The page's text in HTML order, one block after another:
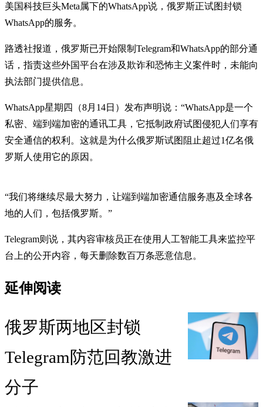
美国科技巨头Meta属下的WhatsApp说，俄罗斯正试图封锁
WhatsApp的服务。
路透社报道，俄罗斯已开始限制Telegram和WhatsApp的部分通
话，指责这些外国平台在涉及欺诈和恐怖主义案件时，未能向
执法部门提供信息。
WhatsApp星期四（8月14日）发布声明说：“WhatsApp是一个
私密、端到端加密的通讯工具，它抵制政府试图侵犯人们享有
安全通信的权利。这就是为什么俄罗斯试图阻止超过1亿名俄
罗斯人使用它的原因。
“我们将继续尽最大努力，让端到端加密通信服务惠及全球各
地的人们，包括俄罗斯。”
Telegram则说，其内容审核员正在使用人工智能工具来监控平
台上的公开内容，每天删除数百万条恶意信息。
延伸阅读
俄罗斯两地区封锁
Telegram防范回教激进
分子